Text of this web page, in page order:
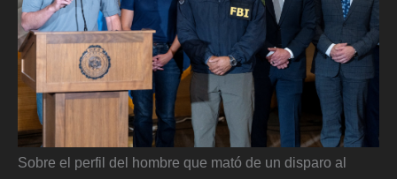
Sobre el perfil del hombre que mató de un disparo al